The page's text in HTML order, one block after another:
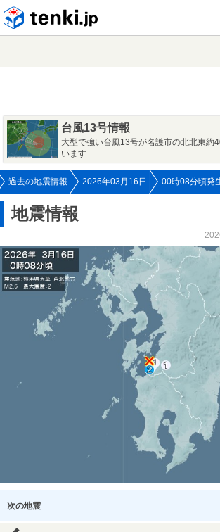
台風13号情報
大型で強い台風13号が名護市の北北東約
います
過去の地震情報 2026年03月16日 00時08分頃発
地震情報
次の地震